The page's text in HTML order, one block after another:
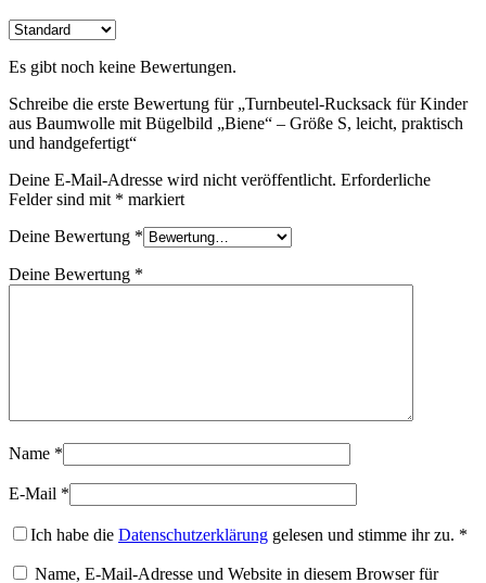
Es gibt noch keine Bewertungen.
Schreibe die erste Bewertung für „Turnbeutel-Rucksack für Kinder
aus Baumwolle mit Bügelbild „Biene“ – Größe S, leicht, praktisch
und handgefertigt“
Deine E-Mail-Adresse wird nicht veröffentlicht. Erforderliche
Felder sind mit * markiert
Deine Bewertung *
Deine Bewertung *
Name *
E-Mail *
Ich habe die Datenschutzerklärung gelesen und stimme ihr zu. *
Name, E-Mail-Adresse und Website in diesem Browser für